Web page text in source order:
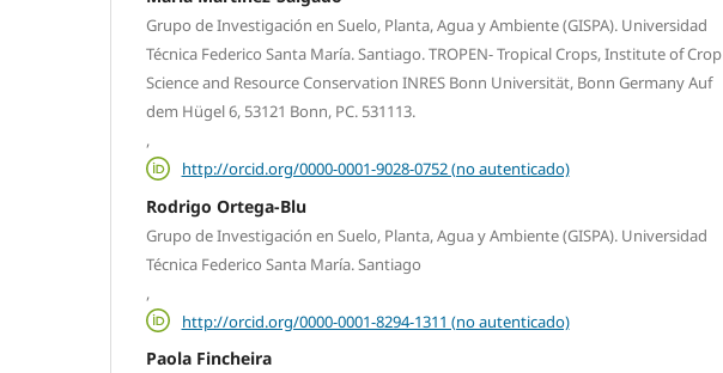
Grupo de Investigación en Suelo, Planta, Agua y Ambiente (GISPA). Universidad
Técnica Federico Santa María. Santiago. TROPEN- Tropical Crops, Institute of Crop
Science and Resource Conservation INRES Bonn Universität, Bonn Germany Auf
dem Hügel 6, 53121 Bonn, PC. 531113.
,
http://orcid.org/0000-0001-9028-0752 (no autenticado)
Rodrigo Ortega-Blu
Grupo de Investigación en Suelo, Planta, Agua y Ambiente (GISPA). Universidad
Técnica Federico Santa María. Santiago
,
http://orcid.org/0000-0001-8294-1311 (no autenticado)
Paola Fincheira